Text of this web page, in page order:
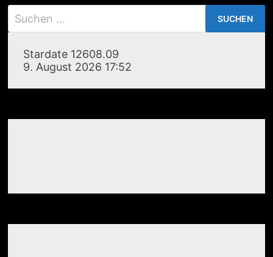
Suchen
nach:
Stardate 12608.09
9. August 2026 17:52